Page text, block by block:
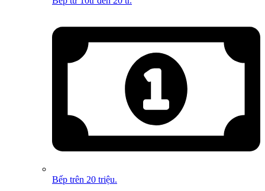
Bếp trên 20 triệu.